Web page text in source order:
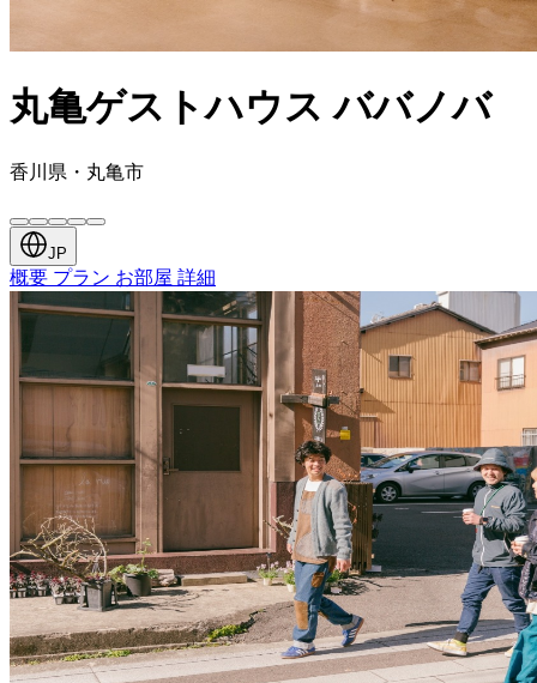
丸亀ゲストハウス ババノバ
香川県・丸亀市
JP
概要 プラン お部屋 詳細